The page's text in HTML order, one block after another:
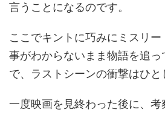
言うことになるのです。
ここでキントに巧みにミスリー
事がわからないまま物語を追
で、ラストシーンの衝撃はひと
一度映画を見終わった後に、